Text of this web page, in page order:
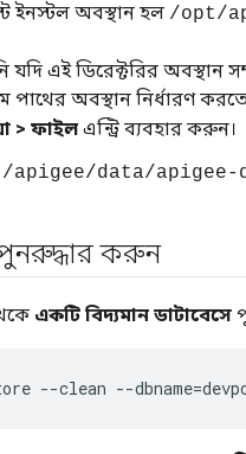
ইনস্টল অবস্থান হল /opt/
এই ডিরেক্টরির অবস্থান
পাথের অবস্থান নির্ধারণ
> ফাইল এন্ট্রি ব্যবহার করুন।
apigee/data/
করুন
একটি বিদ্যমান ডাটাবেসে
--clean --